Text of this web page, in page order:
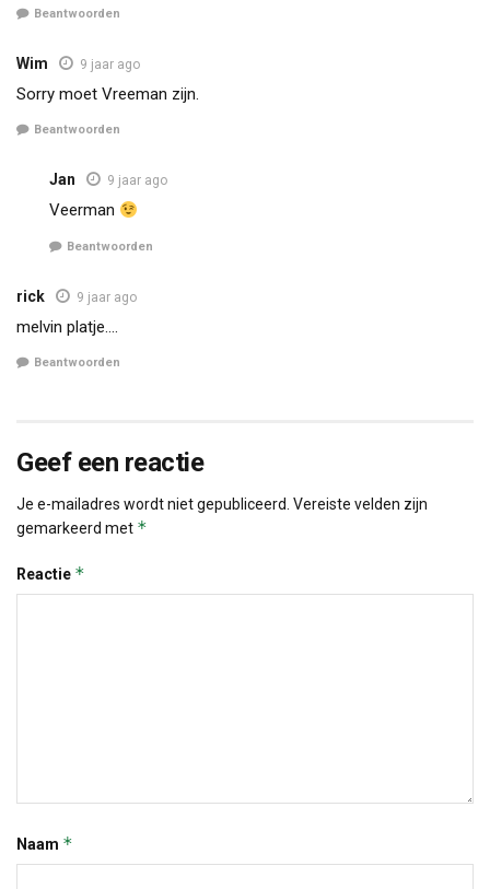
Beantwoorden
Wim 9 jaar ago
Sorry moet Vreeman zijn.
Beantwoorden
Jan 9 jaar ago
Veerman
Beantwoorden
rick 9 jaar ago
melvin platje….
Beantwoorden
Geef een reactie
Je e-mailadres wordt niet gepubliceerd. Vereiste velden zijn
gemarkeerd met *
Reactie *
Naam *